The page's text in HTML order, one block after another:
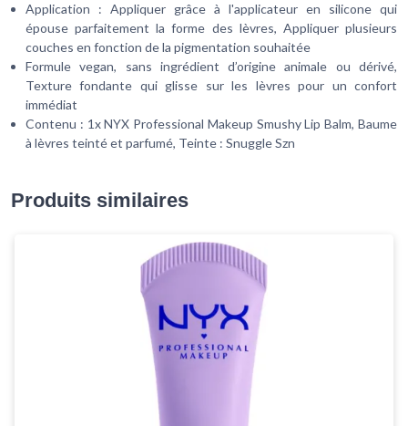
Application : Appliquer grâce à l'applicateur en silicone qui
épouse parfaitement la forme des lèvres, Appliquer plusieurs
couches en fonction de la pigmentation souhaitée
Formule vegan, sans ingrédient d’origine animale ou dérivé,
Texture fondante qui glisse sur les lèvres pour un confort
immédiat
Contenu : 1x NYX Professional Makeup Smushy Lip Balm, Baume
à lèvres teinté et parfumé, Teinte : Snuggle Szn
Produits similaires